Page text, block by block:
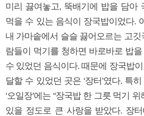
미리 끓여놓고, 뚝배기에 밥을 담아
먹을 수 있는 음식이 장국밥이었다.
내 가마솥에서 슬슬 끓어오르는 고
람들이 먹기를 청하면 바로바로 밥
수 있었던 음식이다. 때문에 장국밥
달할 수 있었던 곳은 ‘장터’였다. 특
‘오일장’에는 “장국밥 한 그릇 먹기
있을 정도로 큰 사랑을 받았다. 장